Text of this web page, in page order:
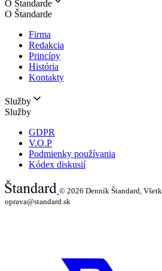
O Štandarde
O Štandarde
Firma
Redakcia
Princípy
História
Kontakty
Služby
Služby
GDPR
V.O.P
Podmienky používania
Kódex diskusií
© 2026 Denník Štandard,
oprava@standard.sk